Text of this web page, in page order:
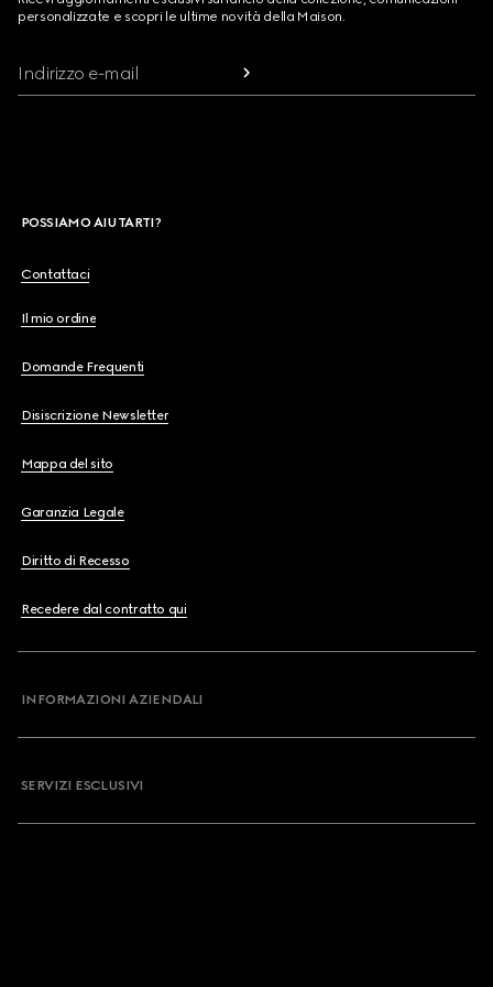
personalizzate e scopri le ultime novità della Maison.
Indirizzo e-mail
POSSIAMO AIUTARTI?
Contattaci
Il mio ordine
Domande Frequenti
Disiscrizione Newsletter
Mappa del sito
Garanzia Legale
Diritto di Recesso
Recedere dal contratto qui
INFORMAZIONI AZIENDALI
SERVIZI ESCLUSIVI